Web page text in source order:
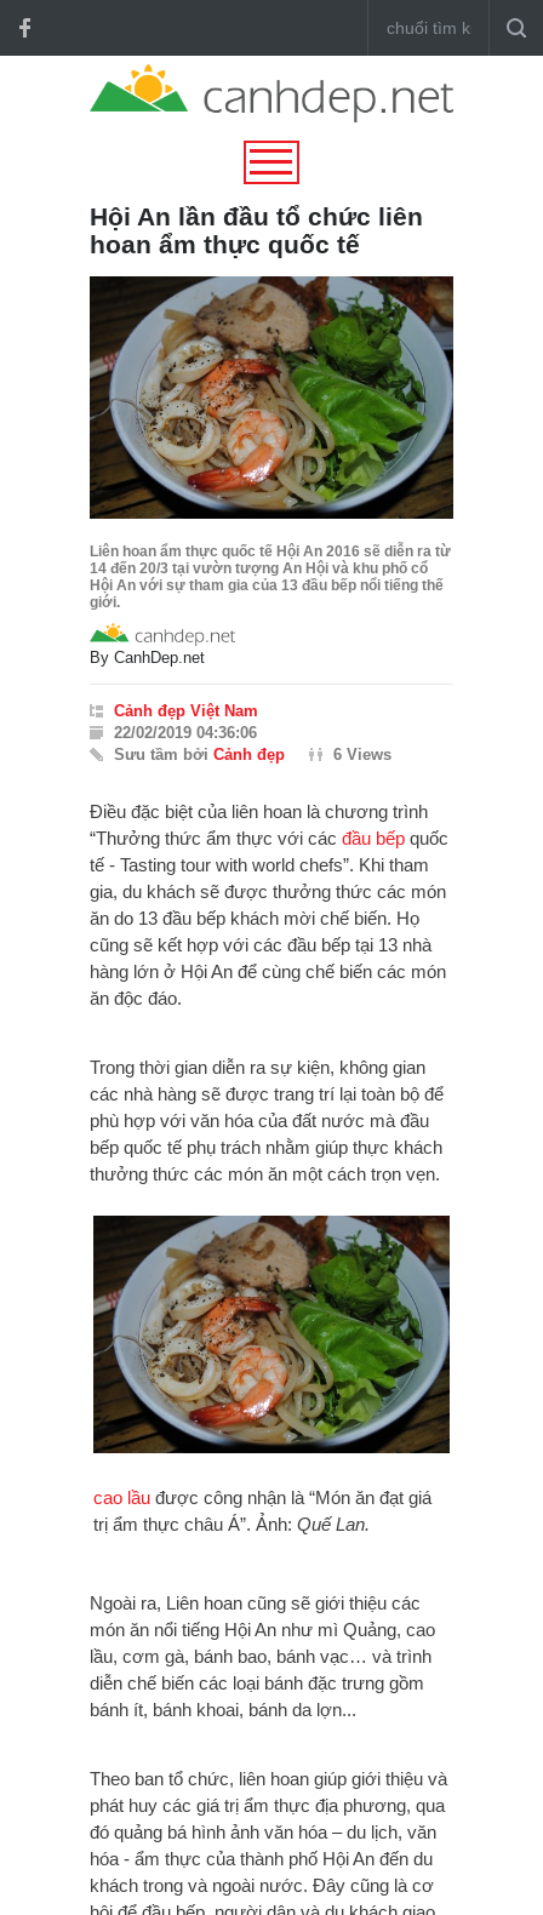
Hội An lần đầu tổ chức liên
hoan ẩm thực quốc tế
Liên hoan ẩm thực quốc tế Hội An 2016 sẽ diễn ra từ
14 đến 20/3 tại vườn tượng An Hội và khu phố cổ
Hội An với sự tham gia của 13 đầu bếp nổi tiếng thế
giới.
By CanhDep.net
Cảnh đẹp Việt Nam
22/02/2019 04:36:06
Sưu tầm bởi Cảnh đẹp 6 Views
Điều đặc biệt của liên hoan là chương trình
“Thưởng thức ẩm thực với các đầu bếp quốc
tế - Tasting tour with world chefs”. Khi tham
gia, du khách sẽ được thưởng thức các món
ăn do 13 đầu bếp khách mời chế biến. Họ
cũng sẽ kết hợp với các đầu bếp tại 13 nhà
hàng lớn ở Hội An để cùng chế biến các món
ăn độc đáo.
Trong thời gian diễn ra sự kiện, không gian
các nhà hàng sẽ được trang trí lại toàn bộ để
phù hợp với văn hóa của đất nước mà đầu
bếp quốc tế phụ trách nhằm giúp thực khách
thưởng thức các món ăn một cách trọn vẹn.
cao lầu được công nhận là “Món ăn đạt giá
trị ẩm thực châu Á”. Ảnh: Quế Lan.
Ngoài ra, Liên hoan cũng sẽ giới thiệu các
món ăn nổi tiếng Hội An như mì Quảng, cao
lầu, cơm gà, bánh bao, bánh vạc… và trình
diễn chế biến các loại bánh đặc trưng gồm
bánh ít, bánh khoai, bánh da lợn...
Theo ban tổ chức, liên hoan giúp giới thiệu và
phát huy các giá trị ẩm thực địa phương, qua
đó quảng bá hình ảnh văn hóa – du lịch, văn
hóa - ẩm thực của thành phố Hội An đến du
khách trong và ngoài nước. Đây cũng là cơ